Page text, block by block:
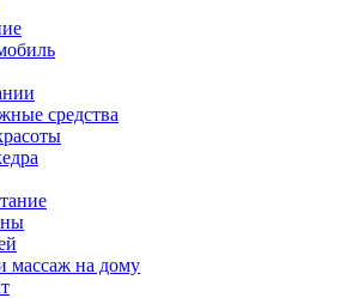
средства
массаж на дому